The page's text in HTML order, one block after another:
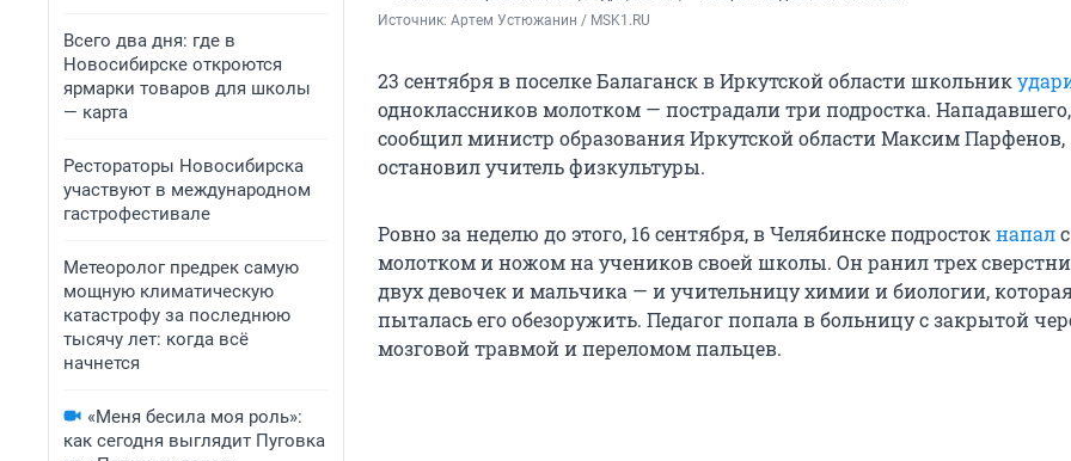
Всего два дня: где в
Новосибирске откроются
ярмарки товаров для школы
— карта
Рестораторы Новосибирска
участвуют в международном
гастрофестивале
Метеоролог предрек самую
мощную климатическую
катастрофу за последнюю
тысячу лет: когда всё
начнется
«Меня бесила моя роль»:
как сегодня выглядит Пуговка
Источник: Артем Устюжанин / MSK1.RU
23 сентября в поселке Балаганск в Иркутской области школьник
одноклассников молотком — пострадали три подростка.
сообщил министр образования Иркутской области Максим Парфенов,
остановил учитель физкультуры.
Ровно за неделю до этого, 16 сентября, в Челябинске подростокнапалс
молотком и ножом на учеников своей школы. Он ранил трех
двух девочек и мальчика — и учительницу химии и биологии,
пыталась его обезоружить. Педагог попала в больницу с закрытой
мозговой травмой и переломом пальцев.